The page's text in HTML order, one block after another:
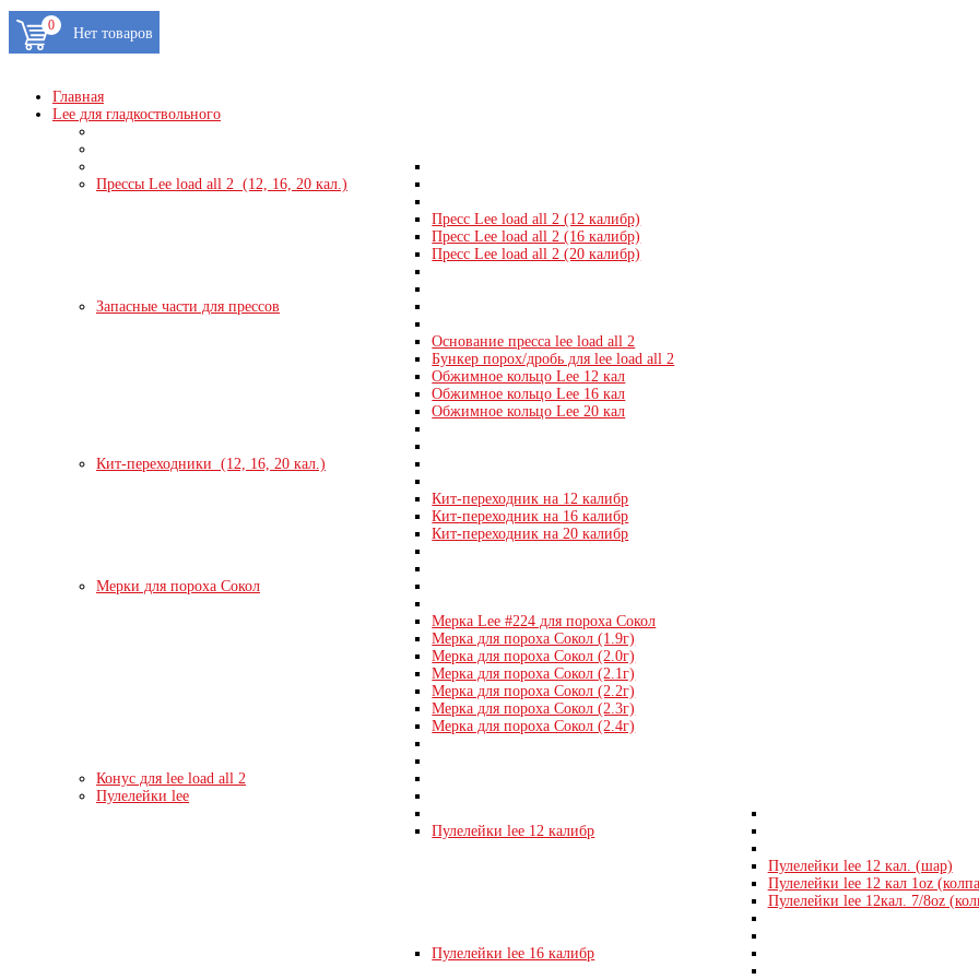
0
Главная
Lee для гладкоствольного
Прессы Lee load all 2 (12, 16, 20 кал.)
Пресс Lee load all 2 (12 калибр)
Пресс Lee load all 2 (16 калибр)
Пресс Lee load all 2 (20 калибр)
Запасные части для прессов
Основание пресса lee load all 2
Бункер порох/дробь для lee load all 2
Обжимное кольцо Lee 12 кал
Обжимное кольцо Lee 16 кал
Обжимное кольцо Lee 20 кал
Кит-переходники (12, 16, 20 кал.)
Кит-переходник на 12 калибр
Кит-переходник на 16 калибр
Кит-переходник на 20 калибр
Мерки для пороха Сокол
Мерка Lee #224 для пороха Сокол
Мерка для пороха Сокол (1.9г)
Мерка для пороха Сокол (2.0г)
Мерка для пороха Сокол (2.1г)
Мерка для пороха Сокол (2.2г)
Мерка для пороха Сокол (2.3г)
Мерка для пороха Сокол (2.4г)
Конус для lee load all 2
Пулелейки lee
Пулелейки lee 12 калибр
Пулелейки lee 12 кал. (шар)
Пулелейки lee 12 кал 1oz
Пулелейки lee 12кал. 7/8oz
Пулелейки lee 16 калибр